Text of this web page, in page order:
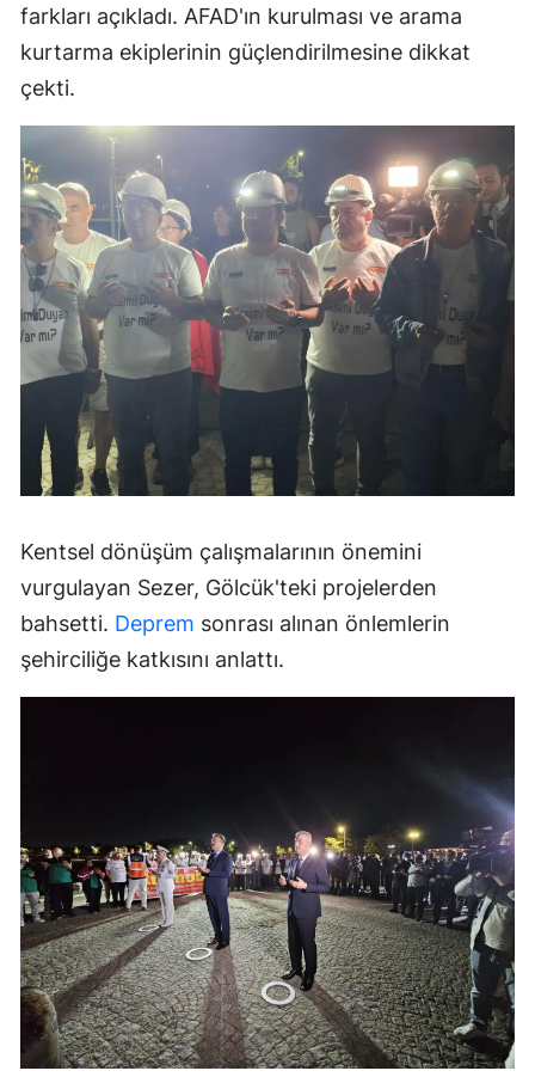
farkları açıkladı. AFAD'ın kurulması ve arama
kurtarma ekiplerinin güçlendirilmesine dikkat
çekti.
Kentsel dönüşüm çalışmalarının önemini
vurgulayan Sezer, Gölcük'teki projelerden
bahsetti. Deprem sonrası alınan önlemlerin
şehirciliğe katkısını anlattı.